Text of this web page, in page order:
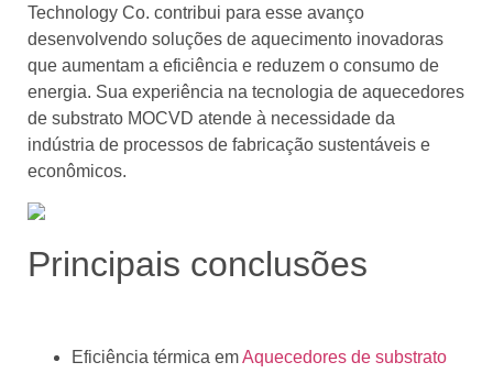
Technology Co. contribui para esse avanço
desenvolvendo soluções de aquecimento inovadoras
que aumentam a eficiência e reduzem o consumo de
energia. Sua experiência na tecnologia de aquecedores
de substrato MOCVD atende à necessidade da
indústria de processos de fabricação sustentáveis ​​e
econômicos.
Principais conclusões
Eficiência térmica emAquecedores de substrato